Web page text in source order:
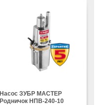
Насос ЗУБР МАСТЕР
Родничок НПВ-240-10